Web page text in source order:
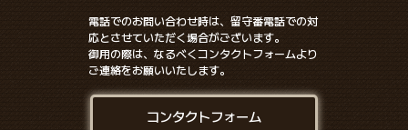
電話でのお問い合わせ時は、留守番電話での対
応とさせていただく場合がございます。
御用の際は、なるべくコンタクトフォームより
ご連絡をお願いいたします。
コンタクトフォーム